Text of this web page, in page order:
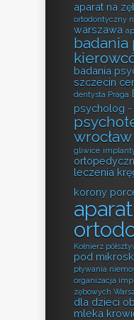
aparat na
ortodontyczny
warszawa
badania
szczecin
dentysta Praga
psycholog -
wrocław
gliwice
leczenia
korony
Kołnierz
pod
pływania
organizacja
zębowych
dla dzieci
mleka